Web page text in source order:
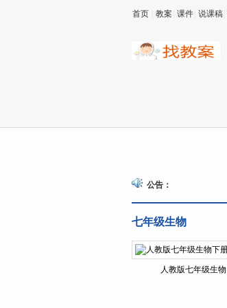
首页 教案 课件 说课稿
公告：
七年级生物
人教版七年级生物